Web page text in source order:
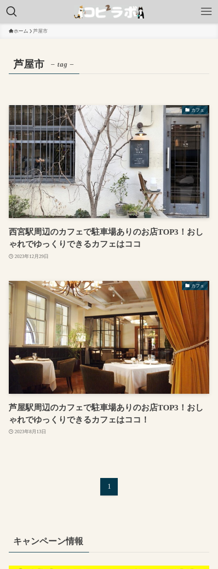
ホーム 芦屋市
芦屋市 – tag –
カフェ
西宮駅周辺のカフェで駐車場ありのお店TOP3！おし
ゃれでゆっくりできるカフェはココ
2023年12月29日
カフェ
芦屋駅周辺のカフェで駐車場ありのお店TOP3！おし
ゃれでゆっくりできるカフェはココ！
2023年8月13日
1
キャンペーン情報